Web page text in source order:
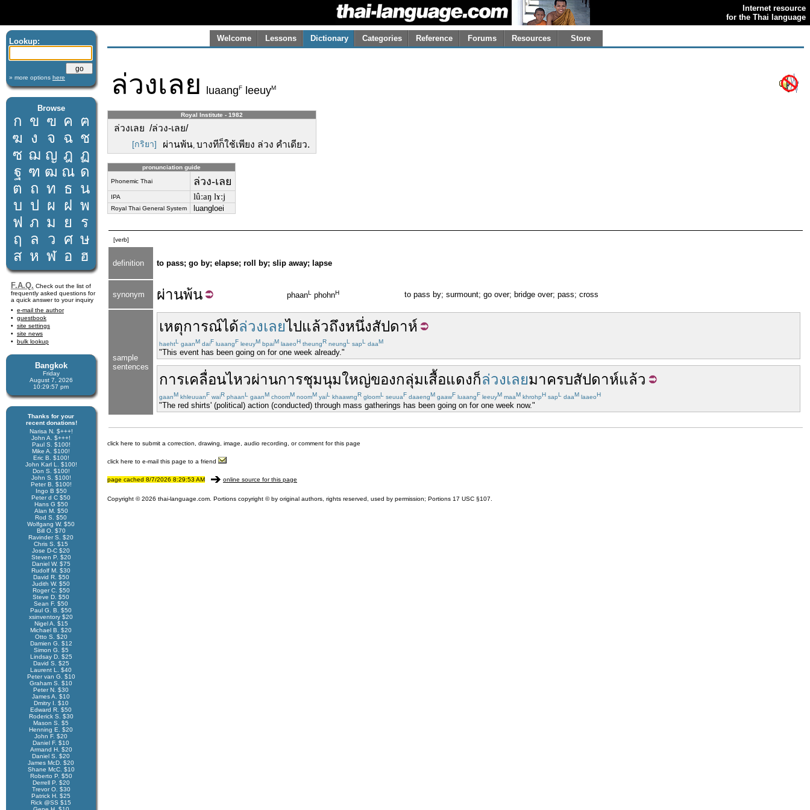
Internet resource
for the Thai language
Lookup:
» more options here
Browse
ก ข ฃ ค ฅ
ฆ ง จ ฉ ช
ซ ฌ ญ ฎ ฏ
ฐ ฑ ฒ ณ ด
ต ถ ท ธ น
บ ป ผ ฝ พ
ฟ ภ ม ย
ร
ฤ
ล ว ศ ษ
ส ห ฬ อ ฮ
F.A.Q. Check out the list of
frequently asked questions for
a quick answer to your inquiry
e-mail the author
guestbook
site settings
site news
bulk lookup
Bangkok
Friday
August 7, 2026
10:29:57 pm
Thanks for your
recent donations!
Narisa N. $+++!
John A. $+++!
Paul S. $100!
Mike A. $100!
Eric B. $100!
John Karl L. $100!
Don S. $100!
John S. $100!
Peter B. $100!
Ingo B $50
Peter d C $50
Hans G $50
Alan M. $50
Rod S. $50
Wolfgang W. $50
Bill O. $70
Ravinder S. $20
Chris S. $15
Jose D-C $20
Steven P. $20
Daniel W. $75
Rudolf M. $30
David R. $50
Judith W. $50
Roger C. $50
Steve D. $50
Sean F. $50
Paul G. B. $50
xsinventory $20
Nigel A. $15
Michael B. $20
Otto S. $20
Damien G. $12
Simon G. $5
Lindsay D. $25
David S. $25
Laurent L. $40
Peter van G. $10
Graham S. $10
Peter N. $30
James A. $10
Dmitry I. $10
Edward R. $50
Roderick S. $30
Mason S. $5
Henning E. $20
John F. $20
Daniel F. $10
Armand H. $20
Daniel S. $20
James McD. $20
Shane McC. $10
Roberto P. $50
Derrell P. $20
Trevor O. $30
Patrick H. $25
Rick @SS $15
Welcome Lessons Dictionary Categories Reference Forums Resources Store
ล่วงเลย luaangF leeuyM
Royal Institute - 1982
ล่วงเลย /ล่วง-เลย/
[กริยา] ผ่านพ้น, บางทีก็ใช้เพียง ล่วง คำเดียว.
pronunciation guide
Phonemic Thai ล่วง-เลย
IPA lûːaŋ lɤːj
Royal Thai General System luangloei
[verb]
definition to pass; go by; elapse; roll by; slip away; lapse
synonym ผ่านพ้น phaanL phohnH to pass by; surmount; go over; bridge over; pass; cross
sample
sentences
เหตุการณ์ได้ล่วงเลยไปแล้วถึงหนึ่งสัปดาห์
haehtL gaanM daiF luaangF leeuyM bpaiM laaeoH theungR neungL sapL daaM
"This event has been going on for one week already."
การเคลื่อนไหวผ่านการชุมนุมใหญ่ของกลุ่มเสื้อแดงก็ล่วงเลยมาครบสัปดาห์แล้ว
gaanM khleuuanF waiR phaanL gaanM choomM noomM yaiL khaawngR gloomL seuuaF daaengM gaawF luaangF leeuyM maaM khrohpH sapL daaM laaeoH
"The red shirts' (political) action (conducted) through mass gatherings has been going on for one week now."
click here to submit a correction, drawing, image, audio recording, or comment for this page
click here to e-mail this page to a friend
page cached 8/7/2026 8:29:53 AM online source for this page
Copyright © 2026 thai-language.com. Portions copyright © by original authors, rights reserved, used by permission; Portions 17 USC §107